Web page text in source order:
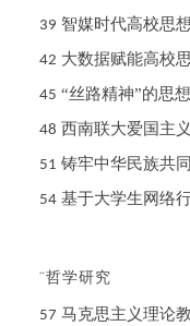
39 智媒时代高校思
42 大数据赋能高校
45 “丝路精神”的思
48 西南联大爱国主
51 铸牢中华民族共
54 基于大学生网络
¨哲学研究
57 马克思主义理论